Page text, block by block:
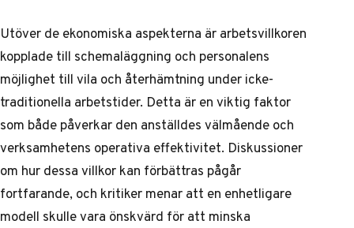
Utöver de ekonomiska aspekterna är arbetsvillkoren
kopplade till schemaläggning och personalens
möjlighet till vila och återhämtning under icke-
traditionella arbetstider. Detta är en viktig faktor
som både påverkar den anställdes välmående och
verksamhetens operativa effektivitet. Diskussioner
om hur dessa villkor kan förbättras pågår
fortfarande, och kritiker menar att en enhetligare
modell skulle vara önskvärd för att minska